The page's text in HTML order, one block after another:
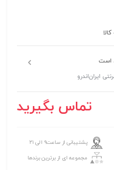
ایران‌اندرو
تماس بگیرید
پشتیبانی از ساعت۹ الی ۲۱
مجموعه ای از برترین برندها